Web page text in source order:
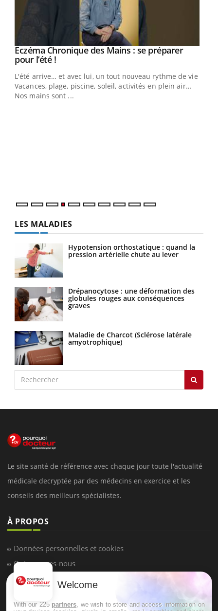
Youtube
Eczéma Chronique des Mains : se préparer
pour l’été !Youtube
L'été arrive… et avec lui, un tout nouveau rythme de vie !
Vacances, plage, piscine, soleil, activités en plein air…
Nos mains sont ...
LES MALADIES
Hypotension orthostatique : quand la
pression artérielle chute au lever
Drépanocytose : une déformation des
globules rouges aux conséquences
graves
Maladie de Charcot (Sclérose latérale
amyotrophique)
Le site santé de référence avec chaque jour toute l'actualité
médicale decryptée par des médecins en exercice et les
conseils des meilleurs spécialistes.
À PROPOS
Données personnelles et cookies
Qui sommes-nous
Conditions d'utilisation
Mentions Légales
Welcome
With our 225 partners , we wish to store and access information on